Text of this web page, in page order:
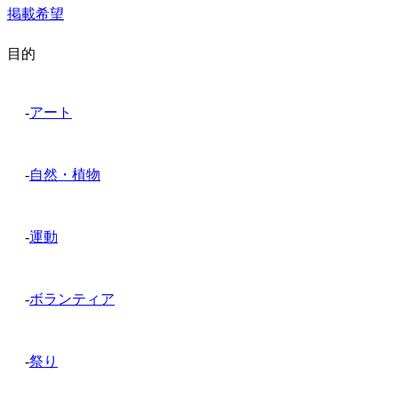
掲載希望
目的
-アート
-自然・植物
-運動
-ボランティア
-祭り